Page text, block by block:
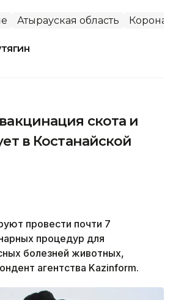
Атырауская область
скота и
в Костанайской
провести почти 7
процедур для
болезней животных,
агентства Kazinform.